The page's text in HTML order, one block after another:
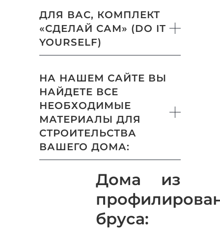
ДЛЯ ВАС, КОМПЛЕКТ
«СДЕЛАЙ САМ» (DO IT
YOURSELF)
НА НАШЕМ САЙТЕ ВЫ
НАЙДЕТЕ ВСЕ
НЕОБХОДИМЫЕ
МАТЕРИАЛЫ ДЛЯ
СТРОИТЕЛЬСТВА
ВАШЕГО ДОМА:
Дома из
бруса: